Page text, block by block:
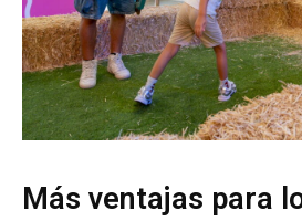
Más ventajas para